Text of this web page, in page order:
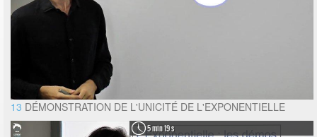
13 DÉMONSTRATION DE L'UNICITÉ DE L'EXPONENTIELLE
5 min 19 s